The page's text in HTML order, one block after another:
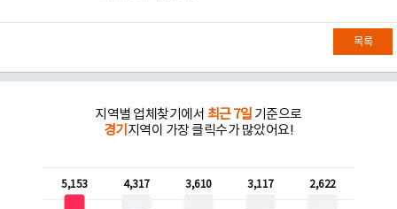
목록
지역별 업체찾기에서 최근 7일 기준으로
경기 지역이 가장 클릭수가 많았어요!
5,153 4,317 3,610 3,117 2,622